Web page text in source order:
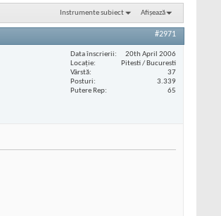
Instrumente subiect Afișează
#2971
Data înscrierii
20th April 2006
Locaţie
Pitesti / Bucuresti
Vârstă
37
Posturi
3.339
Putere Rep
65